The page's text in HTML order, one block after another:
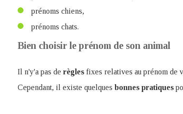
prénoms chiens,
prénoms chats.
Bien choisir le prénom de son animal
Il n'y'a pas de règles fixes relatives au prénom de
Cependant, il existe quelques bonnes pratiques